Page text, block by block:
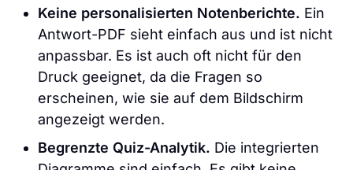
Keine personalisierten Notenberichte. Ein
Antwort-PDF sieht einfach aus und ist nicht
anpassbar. Es ist auch oft nicht für den
Druck geeignet, da die Fragen so
erscheinen, wie sie auf dem Bildschirm
angezeigt werden.
Begrenzte Quiz-Analytik. Die integrierten